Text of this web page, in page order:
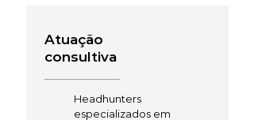
Atuação
consultiva
Headhunters
especializados em